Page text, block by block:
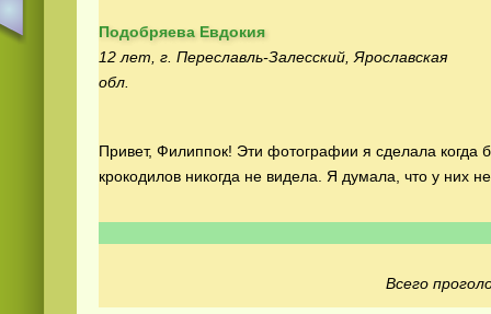
Подобряева Евдокия
12 лет, г. Переславль-Залесский, Ярославская
обл.
Привет, Филиппок! Эти фотографии я сделала когда
крокодилов никогда не видела. Я думала, что у них
Всего